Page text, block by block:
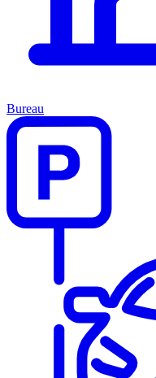
Bureau